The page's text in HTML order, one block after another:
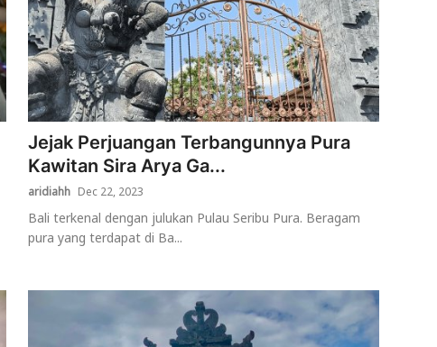
Jejak Perjuangan Terbangunnya Pura
Kawitan Sira Arya Ga...
aridiahh Dec 22, 2023
Bali terkenal dengan julukan Pulau Seribu Pura. Beragam
pura yang terdapat di Ba...